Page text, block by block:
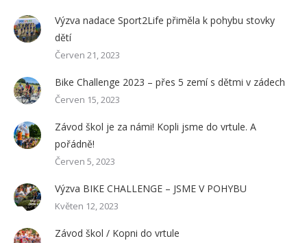
Výzva nadace Sport2Life přiměla k pohybu stovky
dětí
Červen 21, 2023
Bike Challenge 2023 – přes 5 zemí s dětmi v zádech
Červen 15, 2023
Závod škol je za námi! Kopli jsme do vrtule. A
pořádně!
Červen 5, 2023
Výzva BIKE CHALLENGE – JSME V POHYBU
Květen 12, 2023
Závod škol / Kopni do vrtule